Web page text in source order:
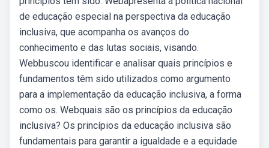
de educação especial na perspectiva da educação
inclusiva, que acompanha os avanços do
conhecimento e das lutas sociais, visando.
Webbuscou identificar e analisar quais princípios e
fundamentos têm sido utilizados como argumento
para a implementação da educação inclusiva, a forma
como os. Webquais são os princípios da educação
inclusiva? Os princípios da educação inclusiva são
fundamentais para garantir a igualdade e a equidade